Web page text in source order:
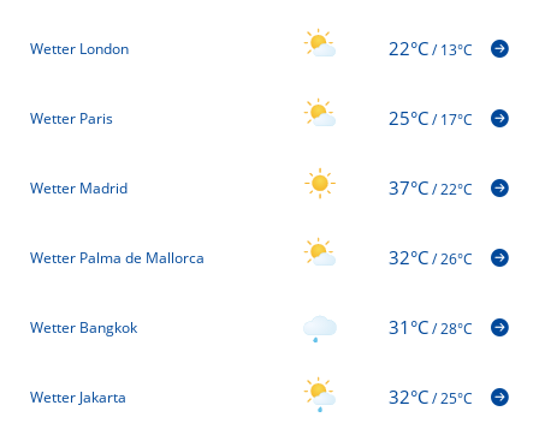
Wetter London 22°C/13°C
Wetter Paris 25°C/17°C
Wetter Madrid 37°C/22°C
Wetter Palma de Mallorca 32°C/26°C
Wetter Bangkok 31°C/28°C
Wetter Jakarta 32°C/25°C